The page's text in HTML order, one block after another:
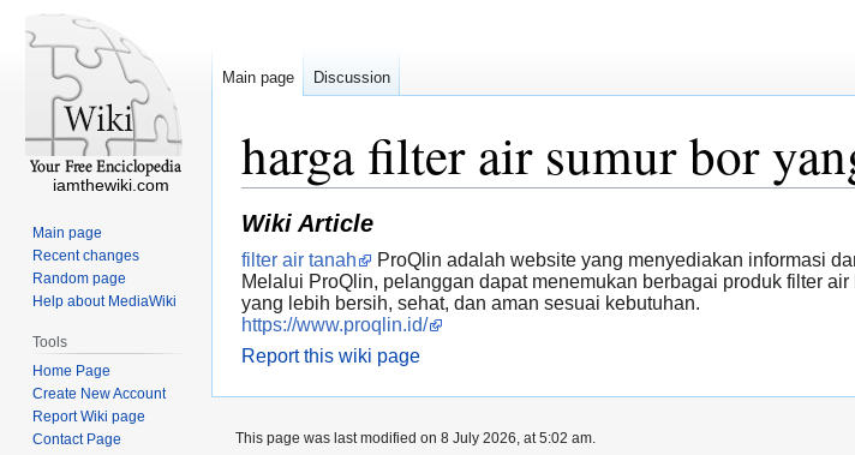
harga filter air sumur bor
Wiki Article
filter air tanah
ProQlin adalah website yang menyediakan informasi
Melalui ProQlin, pelanggan dapat menemukan berbagai produk filter
yang lebih bersih, sehat, dan aman sesuai kebutuhan.
https://www.proqlin.id/
Report this wiki page
Main page Discussion
iamthewiki.com
Main page
Recent changes
Random page
Help about MediaWiki
Tools
Home Page
Create New Account
Report Wiki page
Contact Page
This page was last modified on 8 July 2026, at 5:02 am.